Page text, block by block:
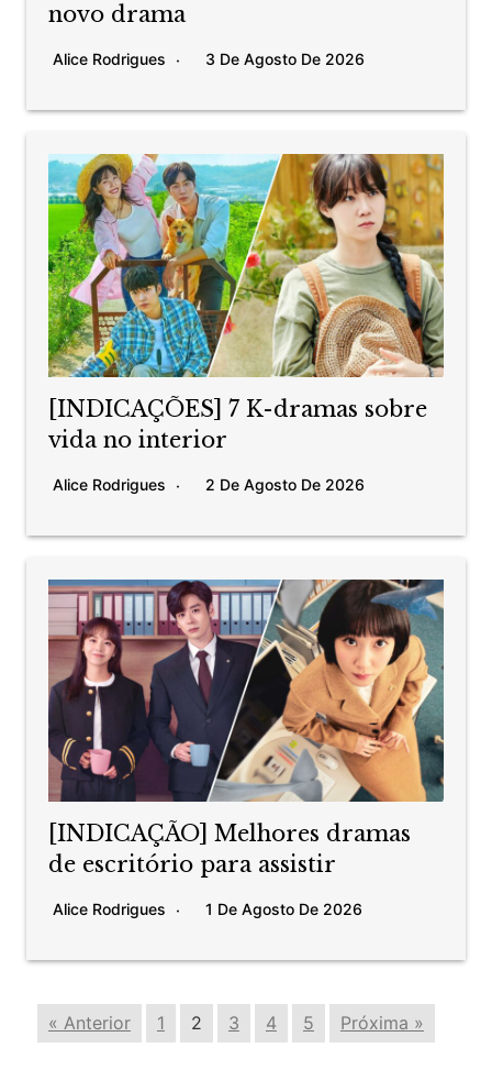
novo drama
Alice Rodrigues 3 De Agosto De 2026
[INDICAÇÕES] 7 K-dramas sobre
vida no interior
Alice Rodrigues 2 De Agosto De 2026
[INDICAÇÃO] Melhores dramas
de escritório para assistir
Alice Rodrigues 1 De Agosto De 2026
« Anterior 1 2 3 4 5 Próxima »